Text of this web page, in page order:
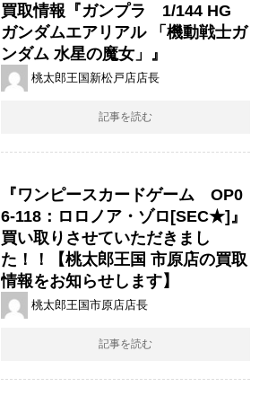
買取情報『ガンプラ 1/144 ​HG ​
ガンダムエアリアル ​「機動戦士ガ
ンダム ​水星の魔女」』
桃太郎王国新松戸店店長
記事を読む
『ワンピースカードゲーム OP0
6-118：ロロノア・ゾロ[SEC★]』
買い取りさせていただきまし
た！！【桃太郎王国 市原店の買取
情報をお知らせします】
桃太郎王国市原店店長
記事を読む